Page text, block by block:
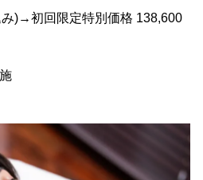
)→初回限定特別価格 138,600